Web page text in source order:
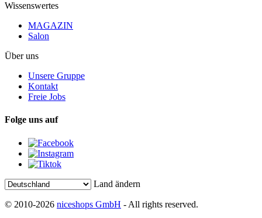
Wissenswertes
MAGAZIN
Salon
Über uns
Unsere Gruppe
Kontakt
Freie Jobs
Folge uns auf
Land ändern
© 2010-2026 niceshops GmbH - All rights reserved.